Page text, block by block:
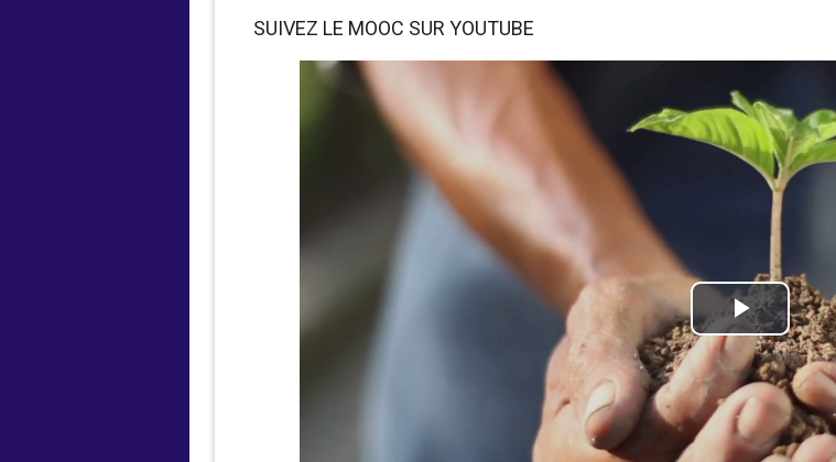
SUIVEZ LE MOOC SUR YOUTUBE
Lire
la
vidéo